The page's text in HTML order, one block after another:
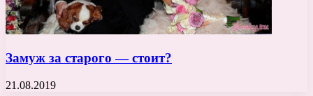
Замуж за старого — стоит?
21.08.2019